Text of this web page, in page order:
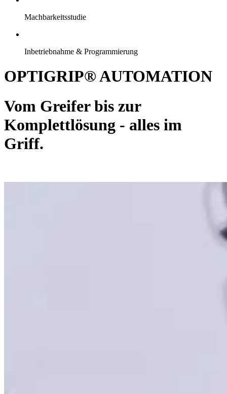
Machbarkeitsstudie
Inbetriebnahme & Programmierung
OPTIGRIP® AUTOMATION
Vom Greifer bis zur
Komplettlösung - alles im
Griff.